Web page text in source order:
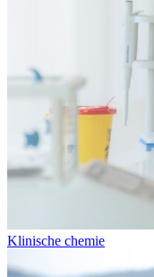
Klinische chemie